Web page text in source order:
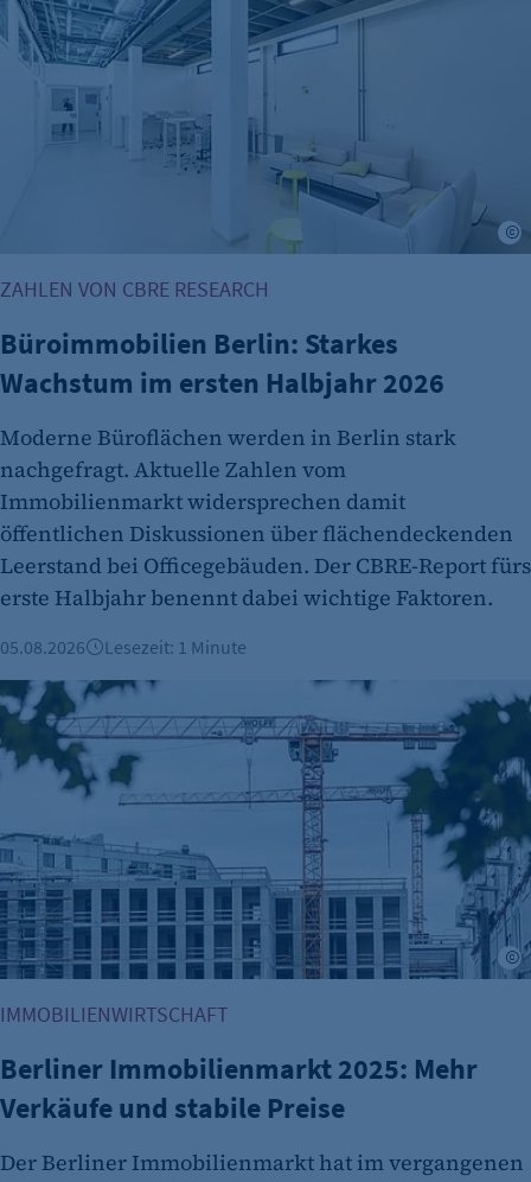
ZAHLEN VON CBRE RESEARCH
Büroimmobilien Berlin: Starkes
Wachstum im ersten Halbjahr 2026
Moderne Büroflächen werden in Berlin stark
nachgefragt. Aktuelle Zahlen vom
Immobilienmarkt widersprechen damit
öffentlichen Diskussionen über flächendeckenden
Leerstand bei Officegebäuden. Der CBRE-Report fürs
erste Halbjahr benennt dabei wichtige Faktoren.
05.08.2026 Lesezeit: 1 Minute
Berliner Immobilienmarkt 2025: Mehr Verkäufe und stabile
IMMOBILIENWIRTSCHAFT
Berliner Immobilienmarkt 2025: Mehr
Verkäufe und stabile Preise
Der Berliner Immobilienmarkt hat im vergangenen